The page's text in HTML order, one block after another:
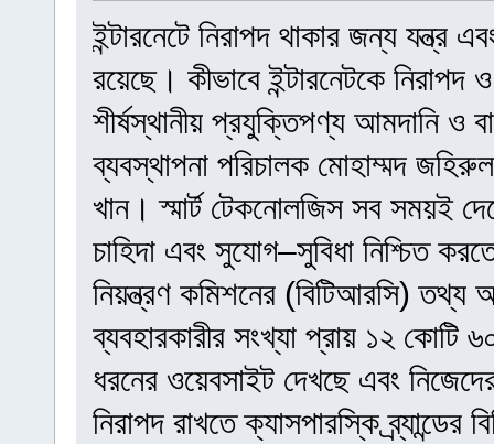
ইন্টারনেটে নিরাপদ থাকার জন্য যন্ত্র
রয়েছে। কীভাবে ইন্টারনেটকে
শীর্ষস্থানীয় প্রযুক্তিপণ্য আমদানি ও
ব্যবস্থাপনা পরিচালক মোহাম্মদ
খান। স্মার্ট টেকনোলজিস সব সময়ই
চাহিদা এবং সুযোগ–সুবিধা নিশ্চিত
নিয়ন্ত্রণ কমিশনের (বিটিআরসি) তথ্য
ব্যবহারকারীর সংখ্যা প্রায় ১২ কোটি
ধরনের ওয়েবসাইট দেখছে এবং
নিরাপদ রাখতে ক্যাসপারস্কি